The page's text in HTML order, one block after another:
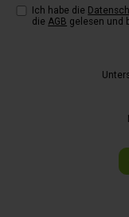
Ich habe die
die AGB gelesen und